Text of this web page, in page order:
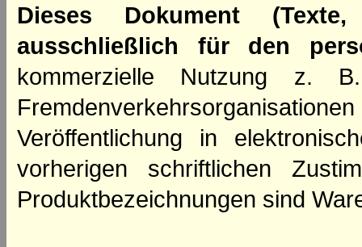
Dieses Dokument
ausschließlich für den
kommerzielle Nutzung z.
Veröffentlichung in
vorherigen schriftlichen
Produktbezeichnungen sind